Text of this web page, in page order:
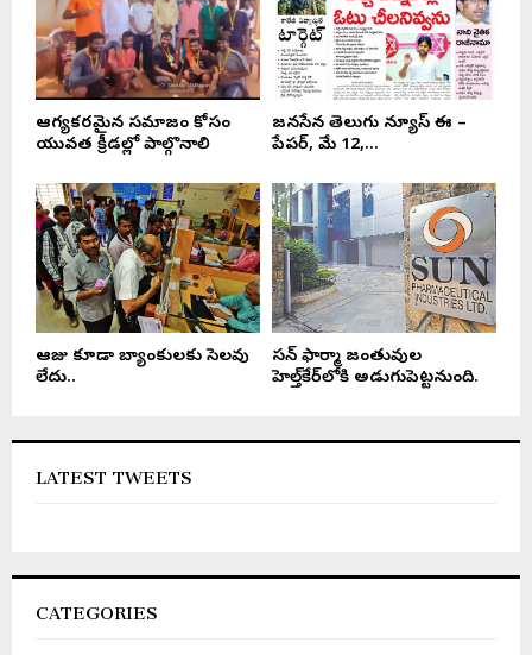
ఆరోగ్యకరమైన సమాజం కోసం
యువత క్రీడల్లో పాల్గొనాలి
జనసేన తెలుగు న్యూస్ ఈ –
పేపర్, మే 12,...
ఆరోజు కూడా బ్యాంకులకు సెలవు
లేదు..
సన్ ఫార్మా జంతువుల
హెల్త్‌కేర్‌లోకి అడుగుపెట్టనుంది.
LATEST TWEETS
CATEGORIES